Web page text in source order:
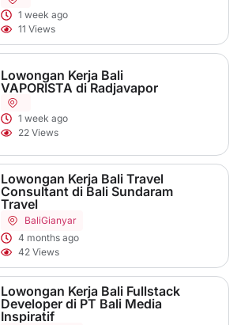
1 week ago
11 Views
Lowongan Kerja Bali
VAPORISTA di Radjavapor
1 week ago
22 Views
Lowongan Kerja Bali Travel
Consultant di Bali Sundaram
Travel
BaliGianyar
4 months ago
42 Views
Lowongan Kerja Bali Fullstack
Developer di PT Bali Media
Inspiratif